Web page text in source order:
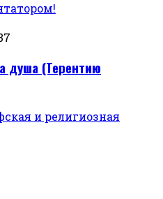
душа (Терентию
и религиозная